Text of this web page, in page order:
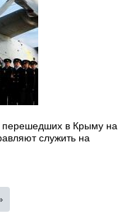
перешедших в Крыму на
служить на